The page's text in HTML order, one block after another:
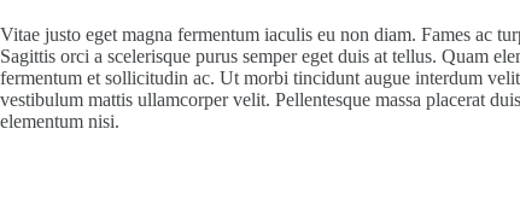
Vitae justo eget magna fermentum iaculis eu non diam. Fames ac
Sagittis orci a scelerisque purus semper eget duis at tellus. Quam
fermentum et sollicitudin ac. Ut morbi tincidunt augue interdum
vestibulum mattis ullamcorper velit. Pellentesque massa placerat
elementum nisi.